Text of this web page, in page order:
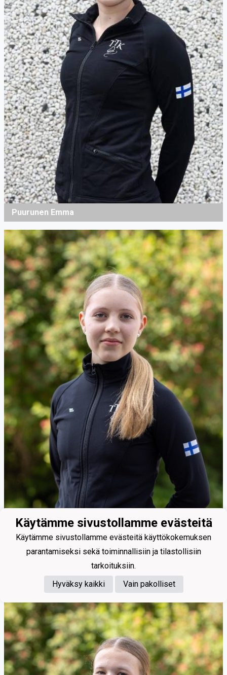
Puurunen Emma
Käytämme sivustollamme evästeitä
Käytämme sivustollamme evästeitä käyttökokemuksen
parantamiseksi sekä toiminnallisiin ja tilastollisiin
tarkoituksiin.
Hyväksy kaikki
Vain pakolliset